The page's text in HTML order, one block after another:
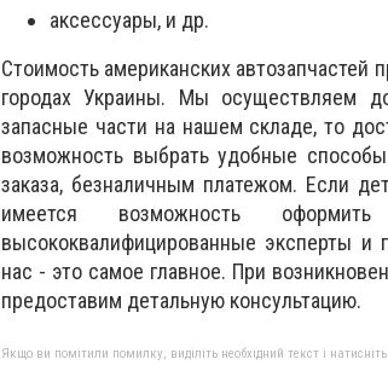
аксессуары, и др.
Стоимость американских автозапчастей
городах Украины. Мы осуществляем
запасные части на нашем складе, то
возможность выбрать удобные
заказа, безналичным платежом. Если
имеется возможность
высококвалифицированные эксперты
нас - это самое главное. При
предоставим детальную консультацию.
Якщо ви помітили помилку, виділіть необхідний текст і